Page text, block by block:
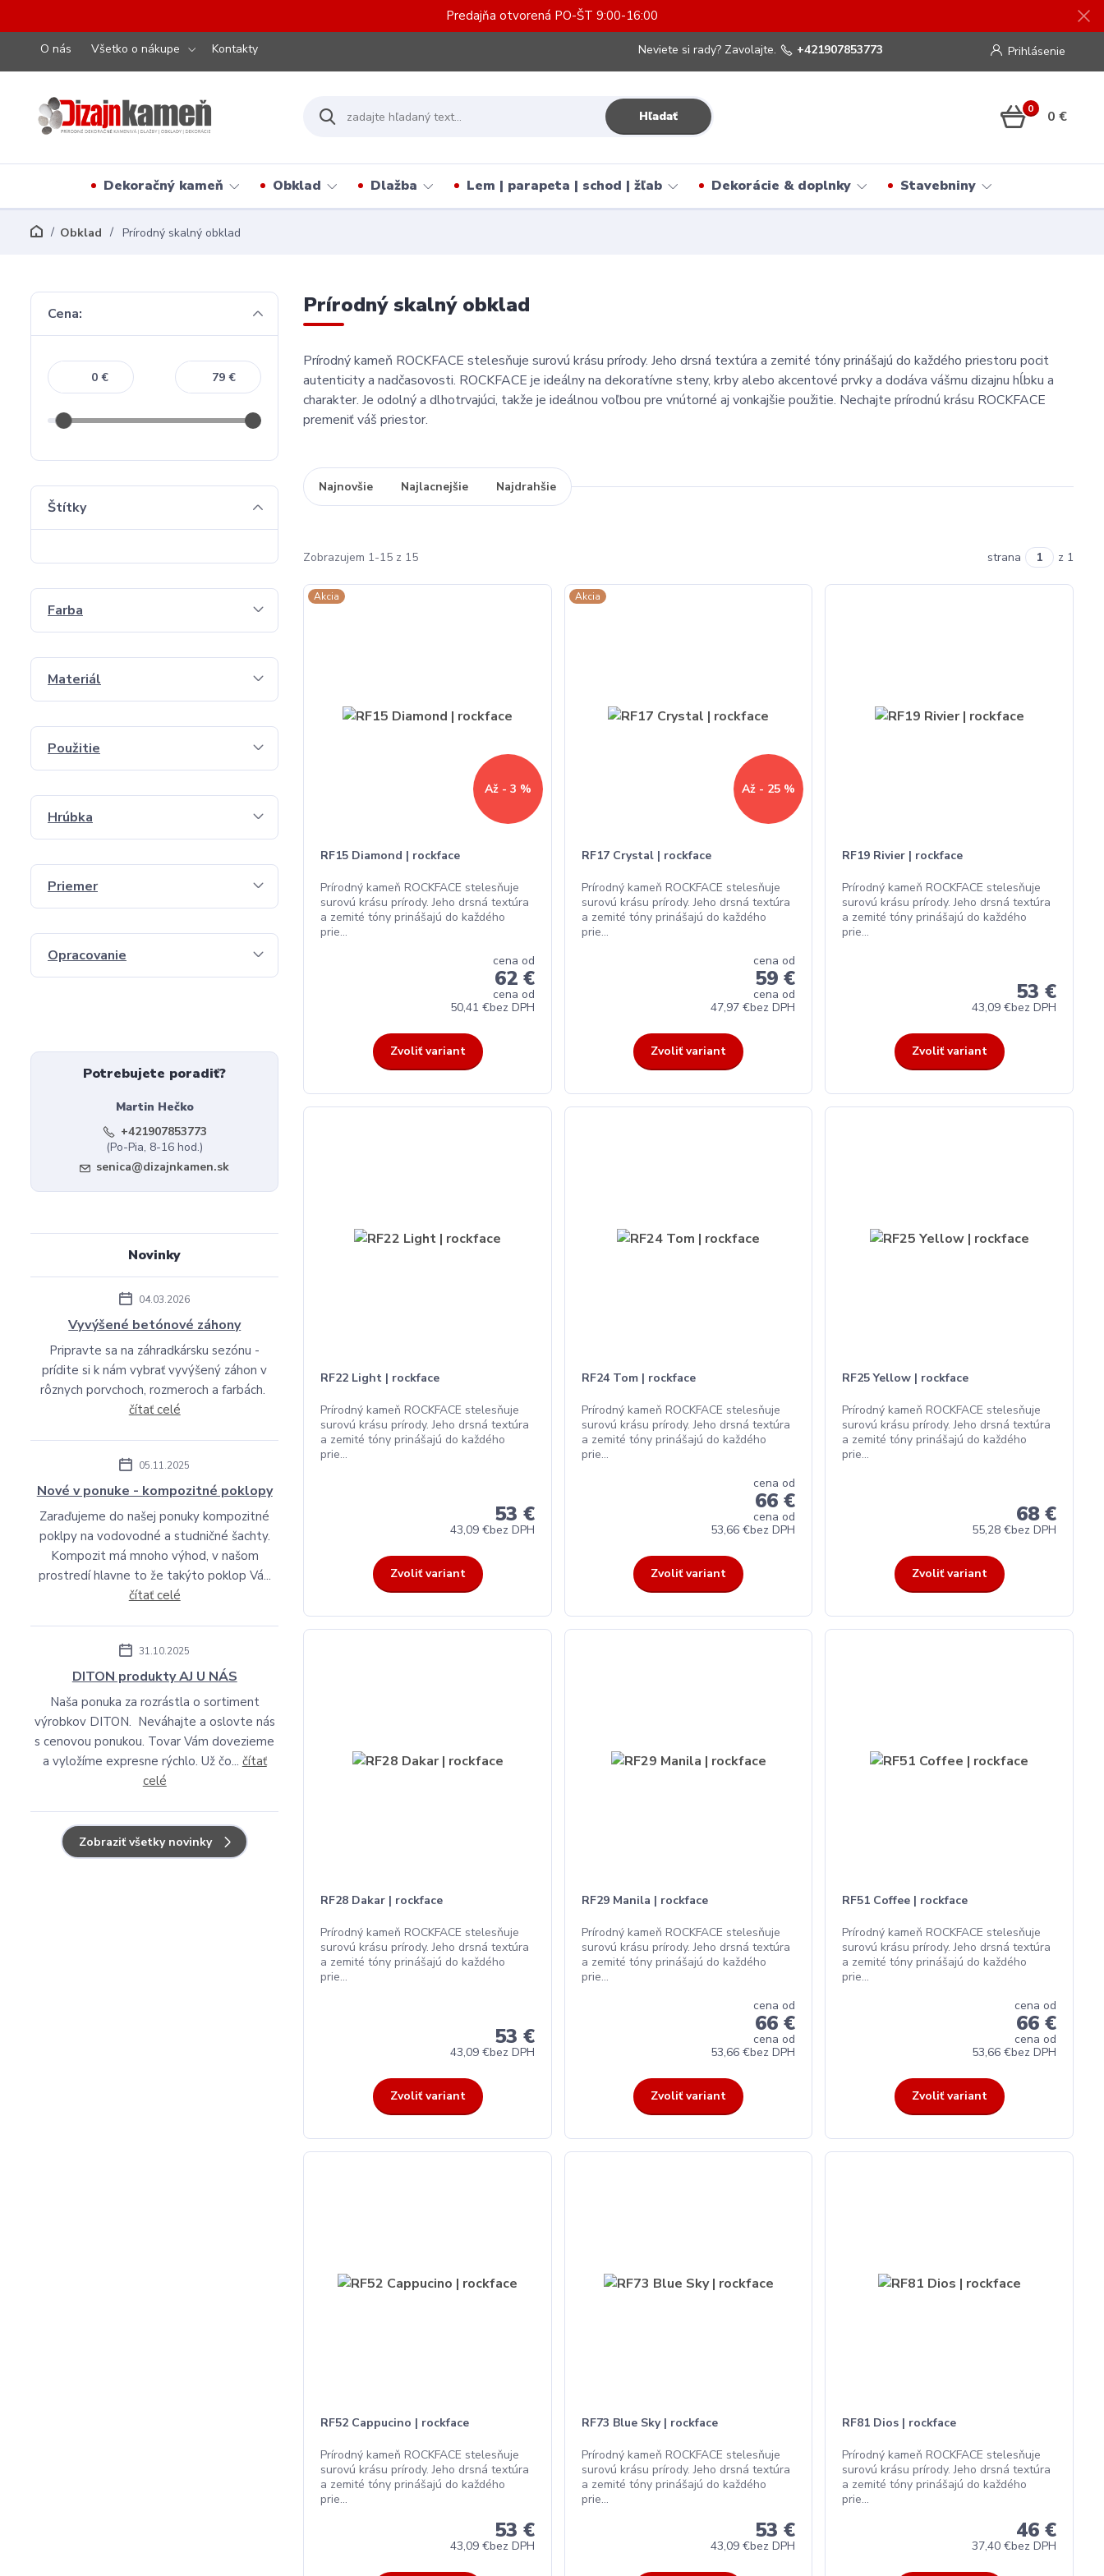
Predajňa otvorená PO-ŠT 9:00-16:00
O nás Všetko o nákupe Kontakty Prihlásenie
Hľadať
Neviete si rady? Zavolajte. +421907853773
0 0 €
Dekoračný kameň Obklad Dlažba Lem | parapeta | schod | žľab Dekorácie & doplnky Stavebniny
Obklad Prírodný skalný obklad
Prírodný skalný obklad
Prírodný kameň ROCKFACE stelesňuje surovú krásu prírody. Jeho drsná textúra a zemité tóny prinášajú do každého priestoru pocit
autenticity a nadčasovosti. ROCKFACE je ideálny na dekoratívne steny, krby alebo akcentové prvky a dodáva vášmu dizajnu hĺbku a
charakter. Je odolný a dlhotrvajúci, takže je ideálnou voľbou pre vnútorné aj vonkajšie použitie. Nechajte prírodnú krásu ROCKFACE
premeniť váš priestor.
Najnovšie Najlacnejšie Najdrahšie
Zobrazujem 1-15 z 15 strana z 1
Akcia
Až - 3 %
RF15 Diamond | rockface
Prírodný kameň ROCKFACE stelesňuje
surovú krásu prírody. Jeho drsná textúra
a zemité tóny prinášajú do každého
prie...
cena od
62 €
cena od
50,41 €bez DPH
Zvoliť variant
Akcia
Až - 25 %
RF17 Crystal | rockface
Prírodný kameň ROCKFACE stelesňuje
surovú krásu prírody. Jeho drsná textúra
a zemité tóny prinášajú do každého
prie...
cena od
59 €
cena od
47,97 €bez DPH
Zvoliť variant
RF19 Rivier | rockface
Prírodný kameň ROCKFACE stelesňuje
surovú krásu prírody. Jeho drsná textúra
a zemité tóny prinášajú do každého
prie...
53 €
43,09 €bez DPH
Zvoliť variant
RF22 Light | rockface
Prírodný kameň ROCKFACE stelesňuje
surovú krásu prírody. Jeho drsná textúra
a zemité tóny prinášajú do každého
prie...
53 €
43,09 €bez DPH
Zvoliť variant
RF24 Tom | rockface
Prírodný kameň ROCKFACE stelesňuje
surovú krásu prírody. Jeho drsná textúra
a zemité tóny prinášajú do každého
prie...
cena od
66 €
cena od
53,66 €bez DPH
Zvoliť variant
RF25 Yellow | rockface
Prírodný kameň ROCKFACE stelesňuje
surovú krásu prírody. Jeho drsná textúra
a zemité tóny prinášajú do každého
prie...
68 €
55,28 €bez DPH
Zvoliť variant
RF28 Dakar | rockface
Prírodný kameň ROCKFACE stelesňuje
surovú krásu prírody. Jeho drsná textúra
a zemité tóny prinášajú do každého
prie...
53 €
43,09 €bez DPH
Zvoliť variant
RF29 Manila | rockface
Prírodný kameň ROCKFACE stelesňuje
surovú krásu prírody. Jeho drsná textúra
a zemité tóny prinášajú do každého
prie...
cena od
66 €
cena od
53,66 €bez DPH
Zvoliť variant
RF51 Coffee | rockface
Prírodný kameň ROCKFACE stelesňuje
surovú krásu prírody. Jeho drsná textúra
a zemité tóny prinášajú do každého
prie...
cena od
66 €
cena od
53,66 €bez DPH
Zvoliť variant
RF52 Cappucino | rockface
Prírodný kameň ROCKFACE stelesňuje
surovú krásu prírody. Jeho drsná textúra
a zemité tóny prinášajú do každého
prie...
53 €
43,09 €bez DPH
RF73 Blue Sky | rockface
Prírodný kameň ROCKFACE stelesňuje
surovú krásu prírody. Jeho drsná textúra
a zemité tóny prinášajú do každého
prie...
53 €
43,09 €bez DPH
RF81 Dios | rockface
Prírodný kameň ROCKFACE stelesňuje
surovú krásu prírody. Jeho drsná textúra
a zemité tóny prinášajú do každého
prie...
46 €
37,40 €bez DPH
Cena:
€ €
Štítky
Farba
Materiál
Použitie
Hrúbka
Priemer
Opracovanie
Potrebujete poradiť?
Martin Hečko
+421907853773
(Po-Pia, 8-16 hod.)
senica@dizajnkamen.sk
Novinky
04.03.2026
Vyvýšené betónové záhony
Pripravte sa na záhradkársku sezónu -
prídite si k nám vybrať vyvýšený záhon v
rôznych porvchoch, rozmeroch a farbách.
čítať celé
05.11.2025
Nové v ponuke - kompozitné poklopy
Zaraďujeme do našej ponuky kompozitné
poklpy na vodovodné a studničné šachty.
Kompozit má mnoho výhod, v našom
prostredí hlavne to že takýto poklop Vá...
čítať celé
31.10.2025
DITON produkty AJ U NÁS
Naša ponuka za rozrástla o sortiment
výrobkov DITON. Neváhajte a oslovte nás
s cenovou ponukou. Tovar Vám dovezieme
a vyložíme expresne rýchlo. Už čo... čítať
celé
Zobraziť všetky novinky